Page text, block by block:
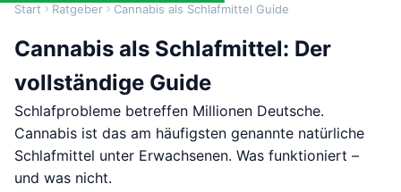
Start Ratgeber Cannabis als Schlafmittel Guide
Cannabis als Schlafmittel: Der
vollständige Guide
Schlafprobleme betreffen Millionen Deutsche.
Cannabis ist das am häufigsten genannte natürliche
Schlafmittel unter Erwachsenen. Was funktioniert –
und was nicht.